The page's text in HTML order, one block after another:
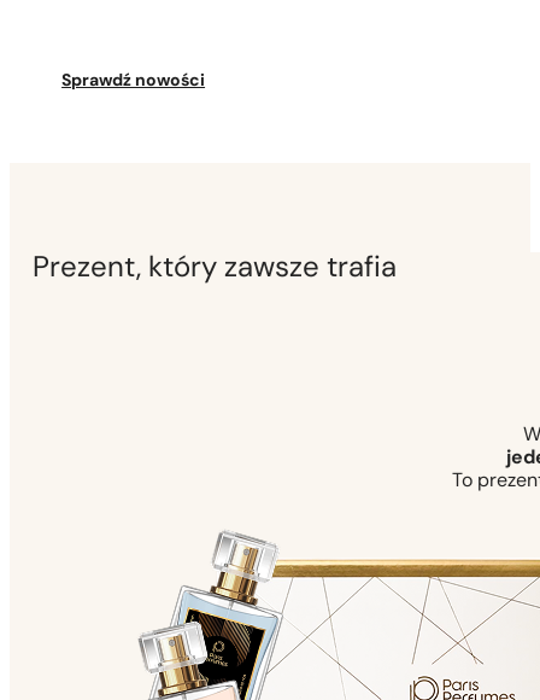
Sprawdź nowości
Prezent, który zawsze trafia
To